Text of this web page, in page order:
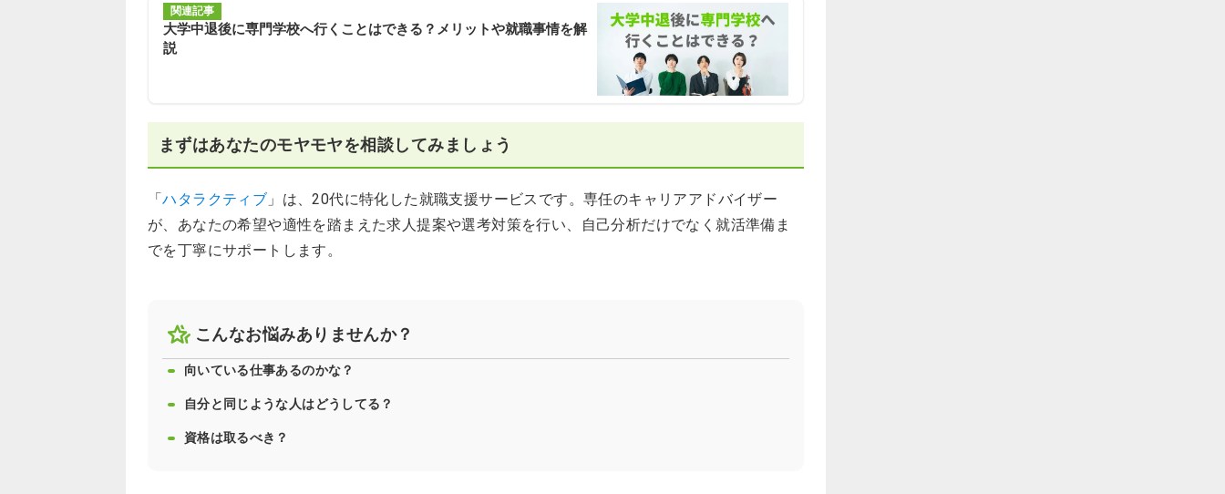
関連記事
大学中退後に専門学校へ行くことはできる？メリットや就職事情を解
説
まずはあなたのモヤモヤを相談してみましょう
「ハタラクティブ 」は、20代に特化した就職支援サービスです。専任のキャリアアドバイザー
が、あなたの希望や適性を踏まえた求人提案や選考対策を行い、自己分析だけでなく就活準備ま
でを丁寧にサポートします。
こんなお悩みありませんか？
向いている仕事あるのかな？
自分と同じような人はどうしてる？
資格は取るべき？